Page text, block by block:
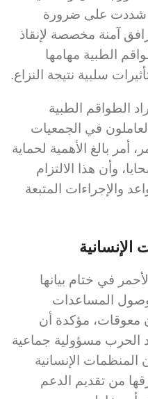
شددت على ضرورة
آمنة مخصصة لإنقاذ
الطبية مهامها
سلبية نتيجة النزاع.
الطواقم الطبية
في الجمعيات
أمر بالغ الأهمية لحماية
وأن هذا الالتزام
والإجراءات المتبعة
في ختام بيانها
المساعدات
معوقات، مؤكدة أن
الحرب مسؤولية جماعية
المنظمات الإنسانية
من تقديم الدعم